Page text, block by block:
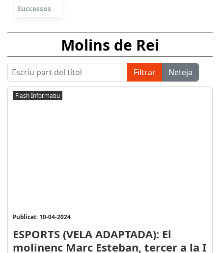
Successos
Molins de Rei
Escriu part del títol Filtrar Neteja
Flash Informatiu
Publicat: 10-04-2024
ESPORTS (VELA ADAPTADA): El
molinenc Marc Esteban, tercer a la I